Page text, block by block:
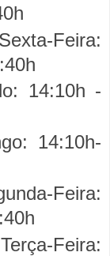
Feira:
14:10h -
14:10h-
Feira:
Feira: